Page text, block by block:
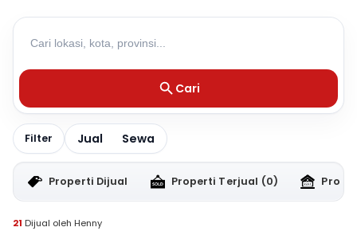
Cari
Filter Jual Sewa
Properti Dijual Properti Terjual (0)
21 Dijual oleh Henny